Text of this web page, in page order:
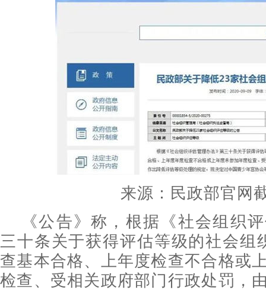
来源：民政部官网
《公告》称，根据《社会组织
三十条关于获得评估等级的社会组
查基本合格、上年度检查不合格或
检查、受相关政府部门行政处罚，